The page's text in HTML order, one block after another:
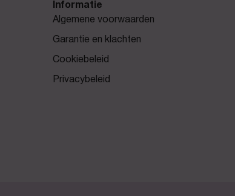
Informatie
Algemene voorwaarden
Garantie en klachten
Cookiebeleid
Privacybeleid